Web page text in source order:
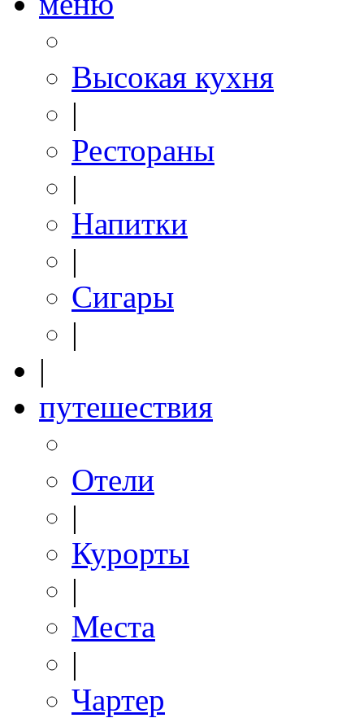
Высокая кухня
|
Рестораны
|
Напитки
|
Сигары
|
|
путешествия
Отели
|
Курорты
|
Места
|
Чартер